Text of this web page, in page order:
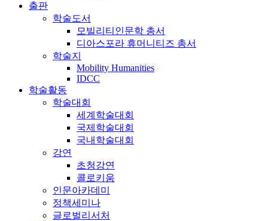
출판
학술도서
모빌리티인문학 총서
디아스포라 휴머니티즈 총서
학술지
Mobility Humanities
IDCC
학술활동
학술대회
세계학술대회
국제학술대회
국내학술대회
강연
초청강연
콜로키움
인문아카데미
정책세미나
글로벌리서처